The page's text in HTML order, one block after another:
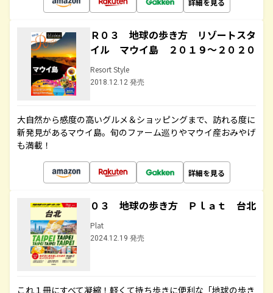
Ｒ０３ 地球の歩き方 リゾートスタ
イル マウイ島 ２０１９～２０２０
Resort Style
2018.12.12 発売
大自然から感度の高いグルメ＆ショッピングまで、訪れる度に
新発見があるマウイ島。旬のファーム巡りやマウイ産おみやげ
も満載！
詳細を見る
０３ 地球の歩き方 Ｐｌａｔ 台北
Plat
2024.12.19 発売
これ１冊にすべて凝縮！軽くて持ち歩きに便利な「地球の歩き